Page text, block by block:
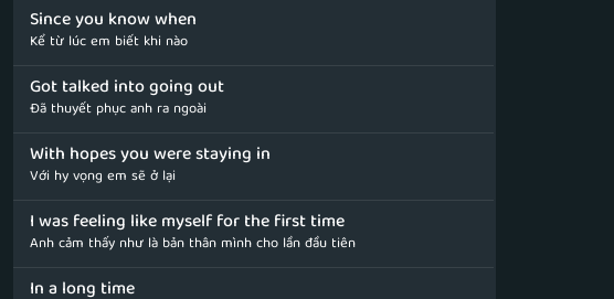
Since you know when
Kể từ lúc em biết khi nào
Got talked into going out
Đã thuyết phục anh ra ngoài
With hopes you were staying in
Với hy vọng em sẽ ở lại
I was feeling like myself for the first time
Anh cảm thấy như là bản thân mình cho lần đầu tiên
In a long time